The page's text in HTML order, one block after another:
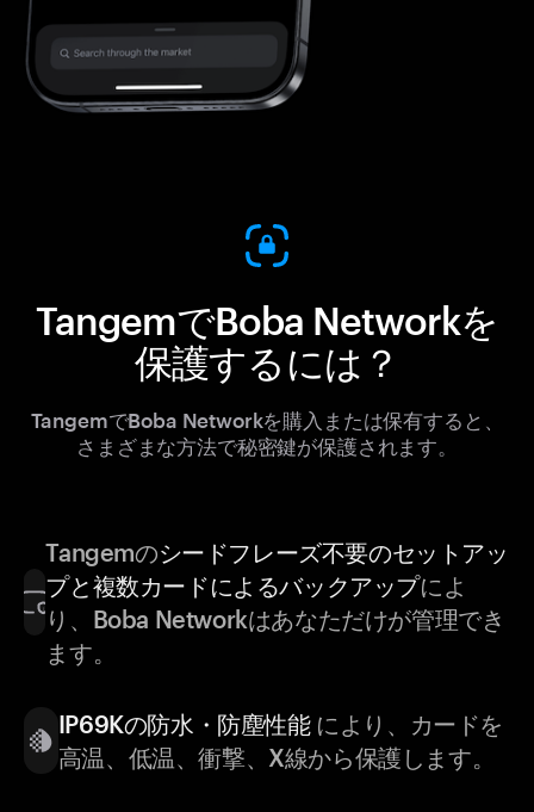
TangemでBoba Networkを
保護するには？
TangemでBoba Networkを購入または保有すると、
さまざまな方法で秘密鍵が保護されます。
Tangemのシードフレーズ不要のセットアッ
プと複数カードによるバックアップによ
り、Boba Networkはあなただけが管理でき
ます。
IP69Kの防水・防塵性能により、カードを
高温、低温、衝撃、X線から保護します。